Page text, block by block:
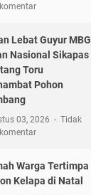
Lebat Guyur
Nasional Sikapas
Toru
Pohon
03, 2026
Tidak
Warga Tertimpa
Kelapa di Natal